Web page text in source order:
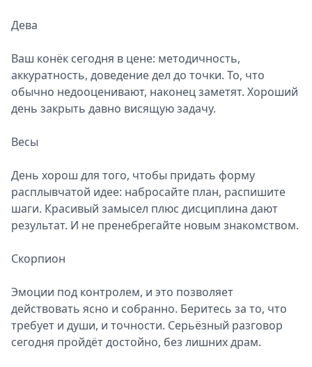
Дева
Ваш конёк сегодня в цене: методичность,
аккуратность, доведение дел до точки. То, что
обычно недооценивают, наконец заметят. Хороший
день закрыть давно висящую задачу.
Весы
День хорош для того, чтобы придать форму
расплывчатой идее: набросайте план, распишите
шаги. Красивый замысел плюс дисциплина дают
результат. И не пренебрегайте новым знакомством.
Скорпион
Эмоции под контролем, и это позволяет
действовать ясно и собранно. Беритесь за то, что
требует и души, и точности. Серьёзный разговор
сегодня пройдёт достойно, без лишних драм.